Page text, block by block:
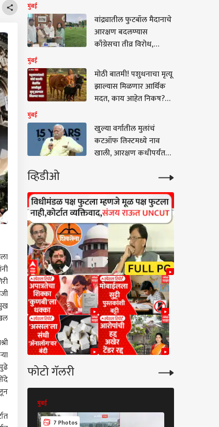
पवारांच्या भेटीसाठी, नेमकं
कारण काय?
मुंबई
वांद्र्यातील फुटबॉल मैदानाचे
आरक्षण बदलण्यास
काँग्रेसचा तीव्र विरोध,
आयुक्तांची भेट
मुंबई
मोठी बातमी! पशुधनाचा मृत्यू
झाल्यास मिळणार आर्थिक
मदत, काय आहेत निकष?
मदत?
मुंबई
खुल्या वर्गातील मुलांचं
कटऑफ लिस्टमध्ये नाव
खाली, आरक्षण कधीपर्यंत
मोहन भागवतांचं रोखठोक
उत्तर
व्हिडीओ
फोटो गॅलरी
मुंबई
7 Photos